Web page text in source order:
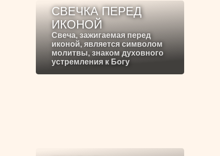
СВЕЧКА ПЕРЕД
ИКОНОЙ
Свеча, зажигаемая перед
иконой, является символом
молитвы, знаком духовного
устремления к Богу